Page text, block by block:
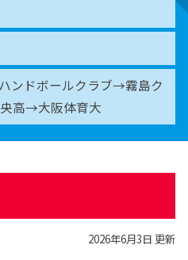
ンドボールクラブ→霧島ク
高→大阪体育大
2026年6月3日 更新